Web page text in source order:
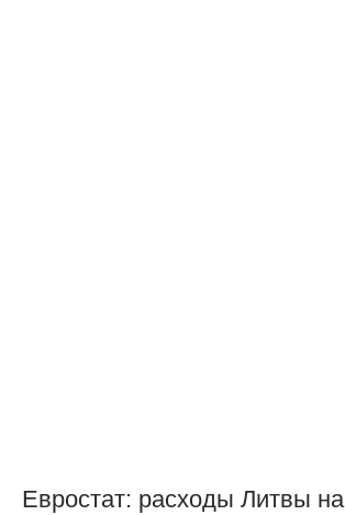
Евростат: расходы Литвы на